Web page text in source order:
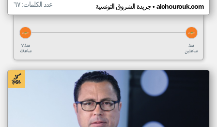
جريدة الشروق التونسية• alchourouk.com عدد الكلمات: ٦٧
منذ ٧
ساعات
منذ
ساعتين